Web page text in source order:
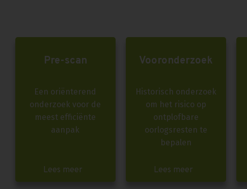
Pre-scan
Een oriënterend
onderzoek voor de
meest efficiënte
aanpak
Lees meer
Vooronderzoek
Historisch onderzoek
om het risico op
ontplofbare
oorlogsresten te
bepalen
Lees meer